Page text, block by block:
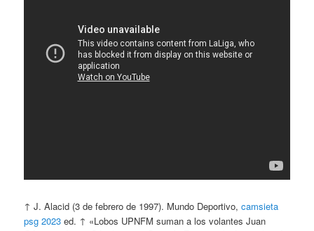
↑ J. Alacid (3 de febrero de 1997). Mundo Deportivo,camsieta
psg 2023 ed. ↑ «Lobos UPNFM suman a los volantes Juan